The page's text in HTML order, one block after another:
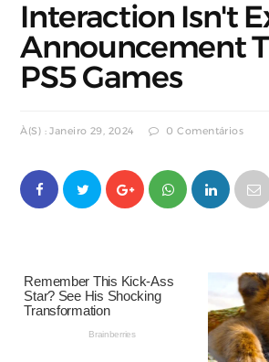
Interaction Isn't
Announcement
PS5 Games
À(s) : Janeiro 29, 2024 0 Comentários